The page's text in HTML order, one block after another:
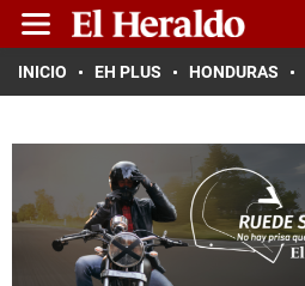
INICIO EH PLUS HONDURAS